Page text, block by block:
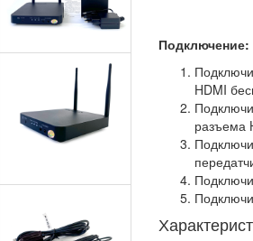
Подключение:
HDMI
разъема